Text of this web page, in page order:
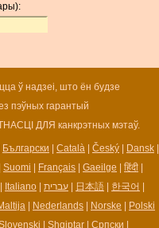
ў надзеі, што ён будзе
пэўных гарантый
ДЛЯ канкрэтных мэтаў.
Български Català Český Dansk
Suomi Français Gaeilge हिंदी
Italiano עברית 日本語 한국어
Nederlands Norske
Polski
Shqiptar Српски